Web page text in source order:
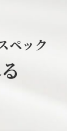
ペック